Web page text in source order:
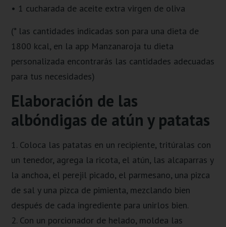
• 1 cucharada de aceite extra virgen de oliva
(* las cantidades indicadas son para una dieta de
1800 kcal, en la app Manzanaroja tu dieta
personalizada encontrarás las cantidades adecuadas
para tus necesidades)
Elaboración de las
albóndigas de atún y patatas
1. Coloca las patatas en un recipiente, tritúralas con
un tenedor, agrega la ricota, el atún, las alcaparras y
la anchoa, el perejil picado, el parmesano, una pizca
de sal y una pizca de pimienta, mezclando bien
después de cada ingrediente para unirlos bien.
2. Con un porcionador de helado, moldea las